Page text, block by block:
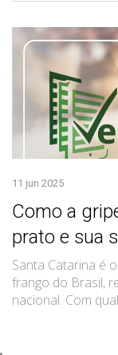
11 jun 2025
Como a
prato e sua
Santa Catarina é
frango do Brasil,
nacional. Com